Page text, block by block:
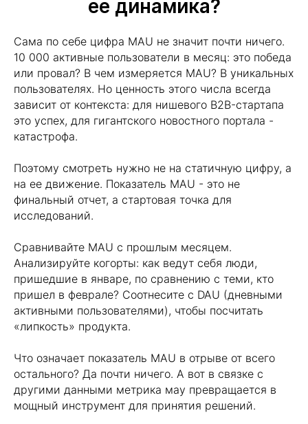
ее динамика?
Сама по себе цифра MAU не значит почти ничего.
10 000 активные пользователи в месяц: это победа
или провал? В чем измеряется MAU? В уникальных
пользователях. Но ценность этого числа всегда
зависит от контекста: для нишевого B2B-стартапа
это успех, для гигантского новостного портала -
катастрофа.
Поэтому смотреть нужно не на статичную цифру, а
на ее движение. Показатель MAU - это не
финальный отчет, а стартовая точка для
исследований.
Сравнивайте MAU с прошлым месяцем.
Анализируйте когорты: как ведут себя люди,
пришедшие в январе, по сравнению с теми, кто
пришел в феврале? Соотнесите с DAU (дневными
активными пользователями), чтобы посчитать
«липкость» продукта.
Что означает показатель MAU в отрыве от всего
остального? Да почти ничего. А вот в связке с
другими данными метрика мау превращается в
мощный инструмент для принятия решений.
Хотите усилить ваш
маркетинг?
Пишите! Проведем консультацию и
в ваш бизнес!